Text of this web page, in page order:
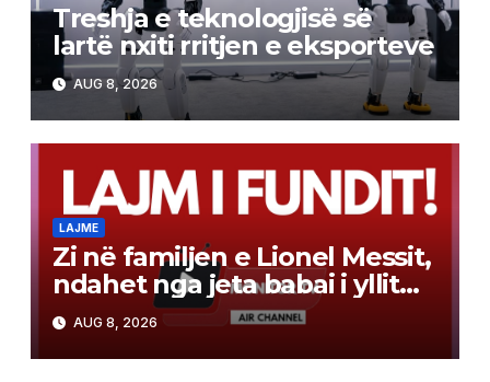
Treshja e teknologjisë së
lartë nxiti rritjen e eksporteve
AUG 8, 2026
LAJME
Zi në familjen e Lionel Messit,
ndahet nga jeta babai i yllit
argjentinas, ishte edhe
menaxheri i tij
AUG 8, 2026